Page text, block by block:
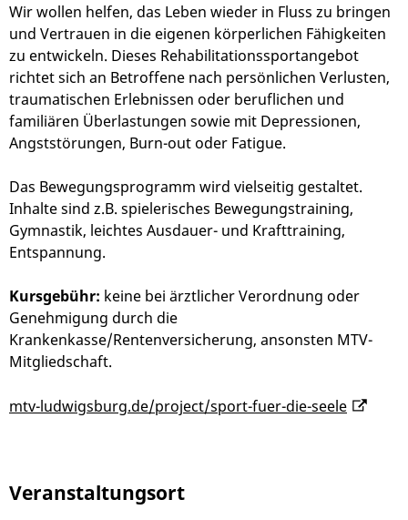
Wir wollen helfen, das Leben wieder in Fluss zu bringen
und Vertrauen in die eigenen körperlichen Fähigkeiten
zu entwickeln. Dieses Rehabilitationssportangebot
richtet sich an Betroffene nach persönlichen Verlusten,
traumatischen Erlebnissen oder beruflichen und
familiären Überlastungen sowie mit Depressionen,
Angststörungen, Burn-out oder Fatigue.
Das Bewegungsprogramm wird vielseitig gestaltet.
Inhalte sind z.B. spielerisches Bewegungstraining,
Gymnastik, leichtes Ausdauer- und Krafttraining,
Entspannung.
Kursgebühr: keine bei ärztlicher Verordnung oder
Genehmigung durch die
Krankenkasse/Rentenversicherung, ansonsten MTV-
Mitgliedschaft.
mtv-ludwigsburg.de/project/sport-fuer-die-seele
Veranstaltungsort